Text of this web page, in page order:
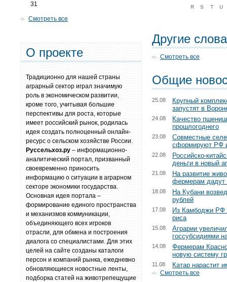
R
S T U
Другие
Смотреть все
Общие
Крупный
запустят в
25.08
Качество
прошлогоднего
24.08
Совместные
сформируют РФ
23.08
Российско-
деньги в новый
22.08
На развитие
фермерам дадут
21.08
На Кубани
рублей
18.08
Из Камбоджи РФ
риса
17.08
Аграрии
госсубсидиями
15.08
Фермерам
новую систему
14.08
Катар нарастит
11.08
Смотреть все
31
Смотреть все
О проекте
Традиционно для нашей страны
аграрный сектор играл значимую
роль в экономическом развитии,
кроме того, учитывая большие
перспективы для роста, которые
имеет российский рынок, родилась
идея создать полноценный онлайн-
ресурс о сельском хозяйстве России.
Руссельхоз.ру – информационно-
аналитический портал, призванный
своевременно приносить
информацию о ситуации в аграрном
секторе экономики государства.
Основная идея портала –
формирование единого пространства
и механизмов коммуникации,
объединяющего всех игроков
отрасли, для обмена и построения
диалога со специалистами. Для этих
целей на сайте созданы каталоги
персон и компаний рынка, ежедневно
обновляющиеся новостные ленты,
подборка статей на животрепещущие